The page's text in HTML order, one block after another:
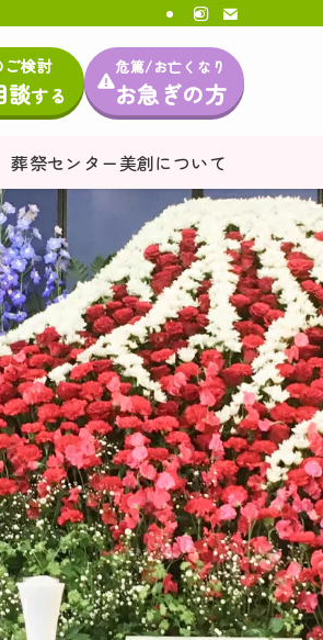
葬祭センター美創について
ご検討
談する
危篤/お亡くなり
お急ぎの方